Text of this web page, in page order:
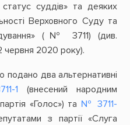
суддів» та деяких
Верховного Суду та
(№ 3711) (див.
червня 2020 року).
два альтернативні
1 (внесений народним
«Голос») та № 3711-
з партії «Слуга